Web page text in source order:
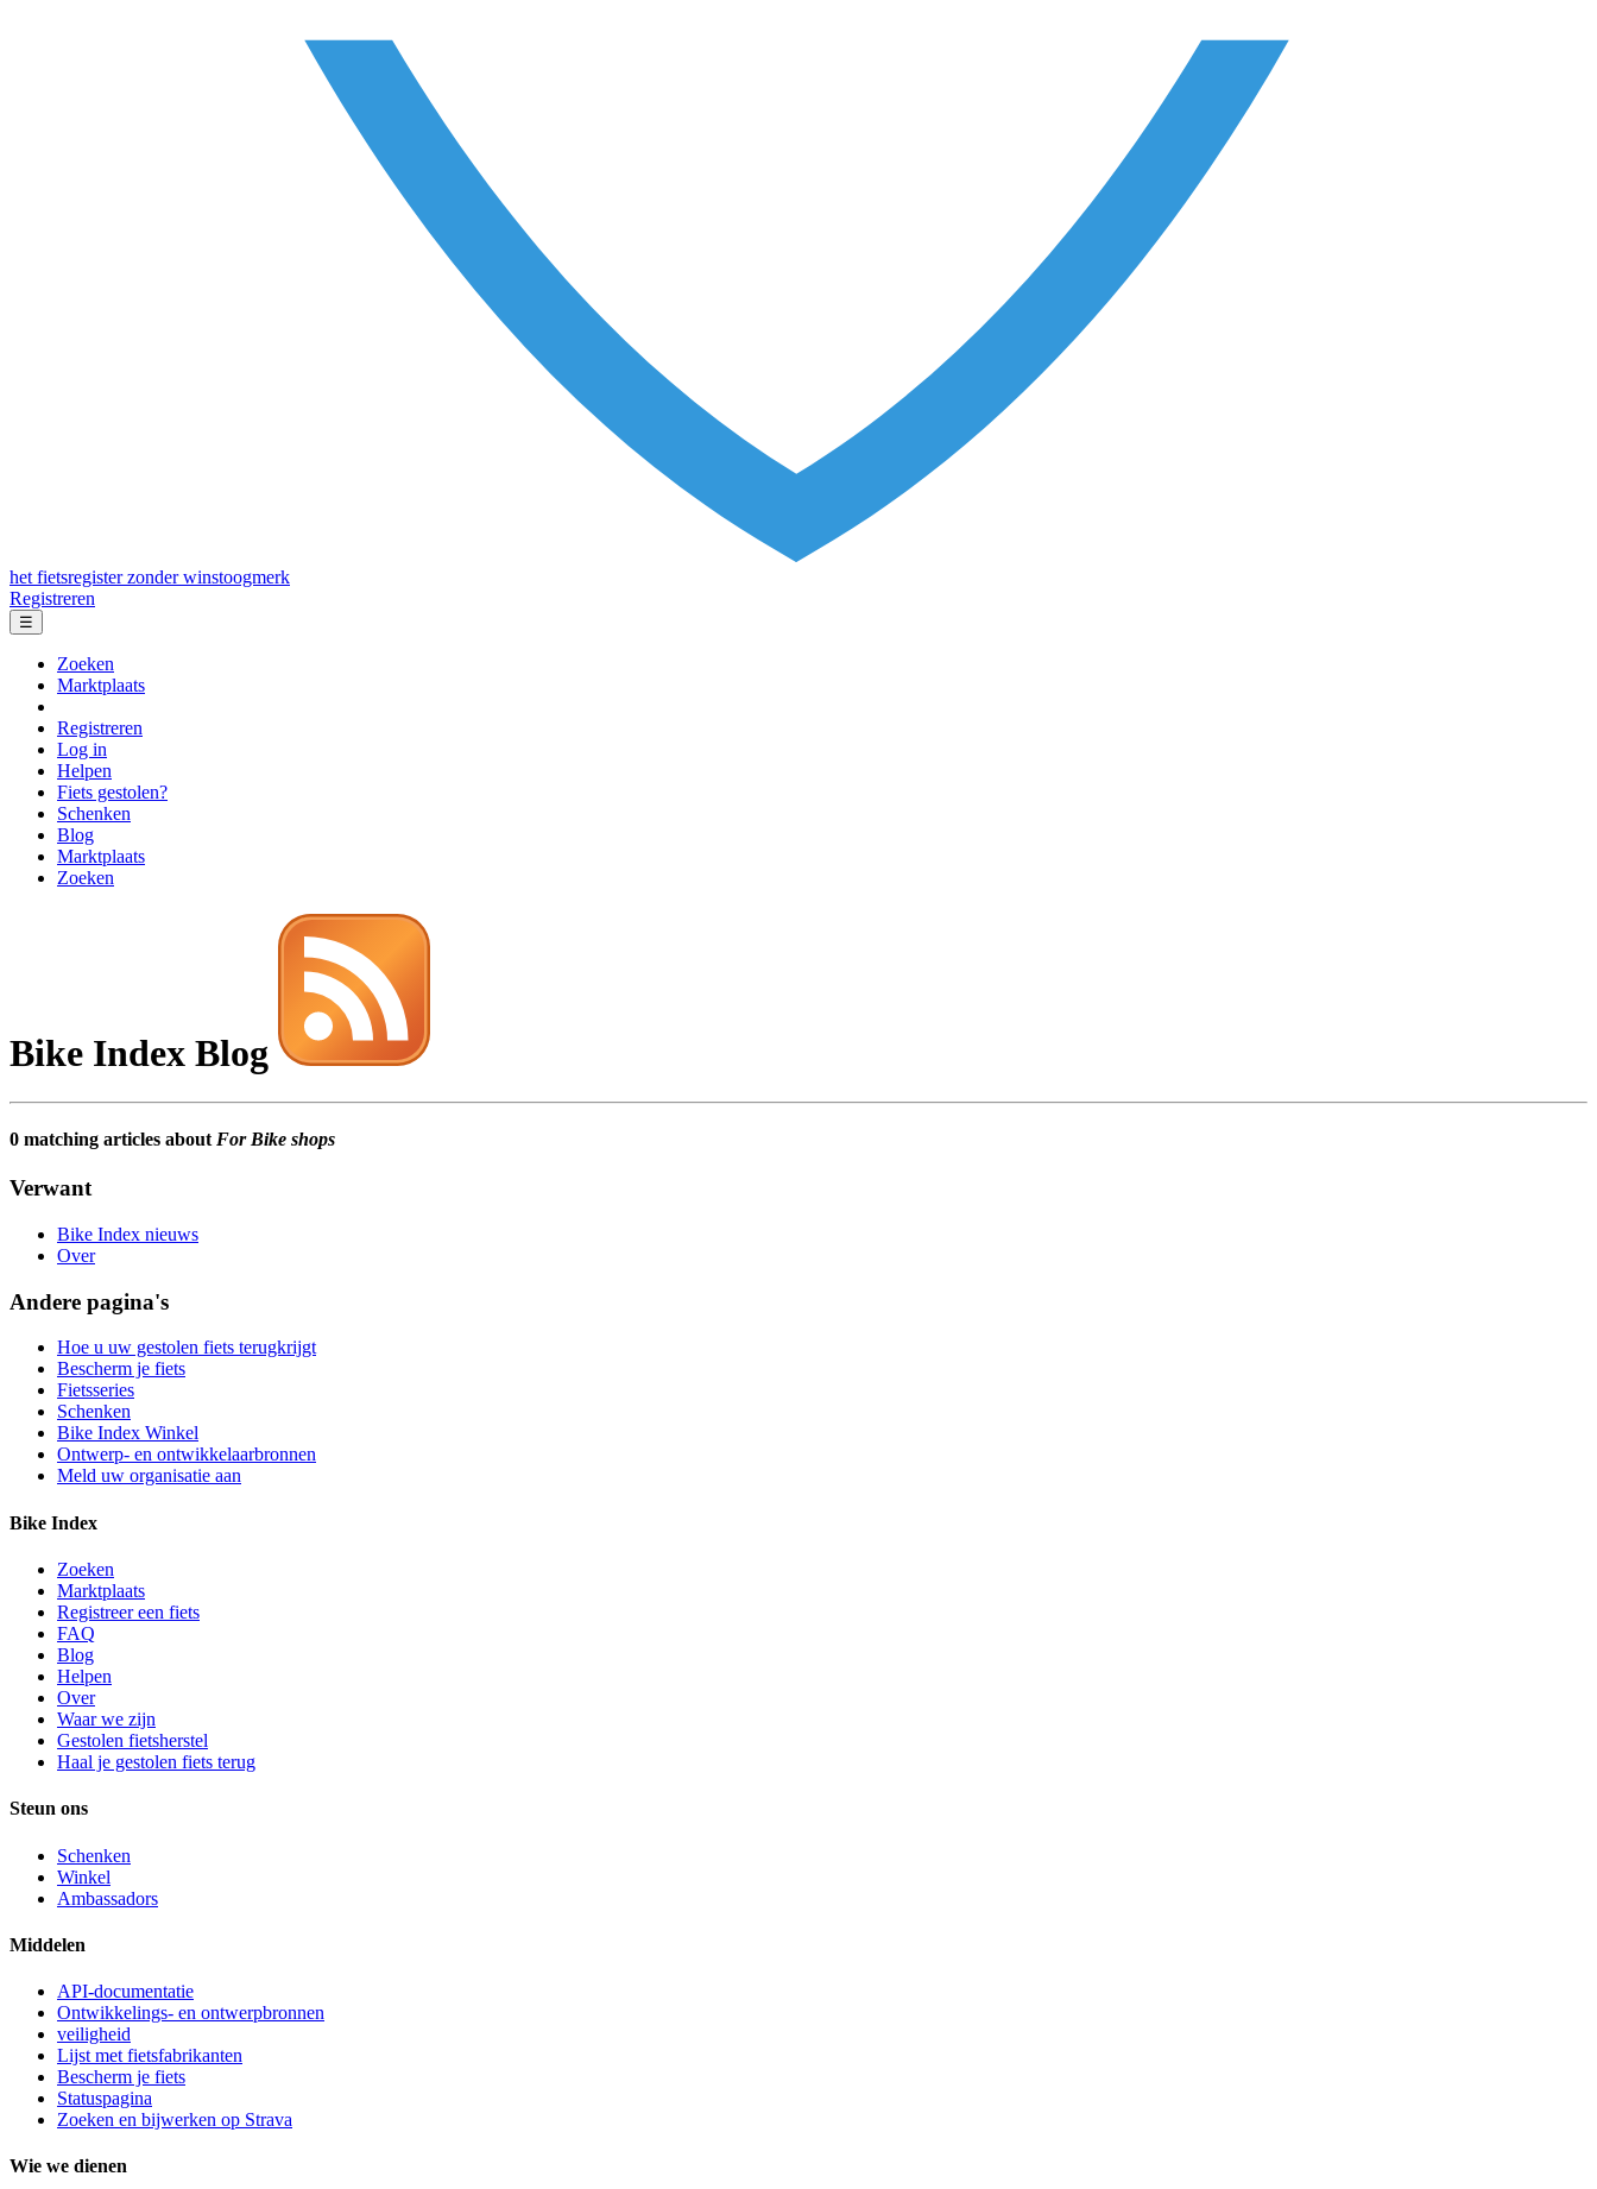
het fietsregister zonder winstoogmerk
Registreren
☰
Zoeken
Marktplaats
Registreren
Log in
Helpen
Fiets gestolen?
Schenken
Blog
Marktplaats
Zoeken
Bike Index Blog
0 matching articles about For Bike shops
Verwant
Bike Index nieuws
Over
Andere pagina's
Hoe u uw gestolen fiets terugkrijgt
Bescherm je fiets
Fietsseries
Schenken
Bike Index Winkel
Ontwerp- en ontwikkelaarbronnen
Meld uw organisatie aan
Bike Index
Zoeken
Marktplaats
Registreer een fiets
FAQ
Blog
Helpen
Over
Waar we zijn
Gestolen fietsherstel
Haal je gestolen fiets terug
Steun ons
Schenken
Winkel
Ambassadors
Middelen
API-documentatie
Ontwikkelings- en ontwerpbronnen
veiligheid
Lijst met fietsfabrikanten
Bescherm je fiets
Statuspagina
Zoeken en bijwerken op Strava
Wie we dienen